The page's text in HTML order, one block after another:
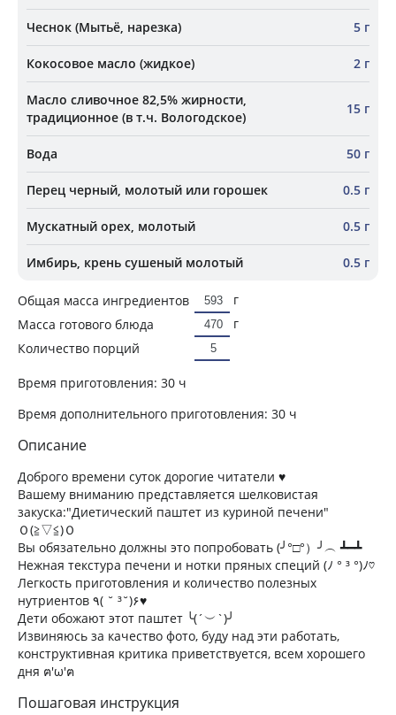
Чеснок (Мытьё, нарезка) 5 г
Кокосовое масло (жидкое) 2 г
Масло сливочное 82,5% жирности,
традиционное (в т.ч. Вологодское)
15 г
Вода 50 г
Перец черный, молотый или горошек 0.5 г
Мускатный орех, молотый 0.5 г
Имбирь, крень сушеный молотый 0.5 г
Общая масса ингредиентов
г
Масса готового блюда
г
Количество порций
Время приготовления: 30 ч
Время дополнительного приготовления: 30 ч
Описание
Доброго времени суток дорогие читатели ♥
Вашему вниманию представляется шелковистая
закуска:"Диетический паштет из куриной печени"
Ｏ(≧▽≦)Ｏ
Вы обязательно должны это попробовать (╯°□°）╯︵ ┻━┻
Нежная текстура печени и нотки пряных специй (ﾉ ° ³ °)ﾉ♡
Легкость приготовления и количество полезных
нутриентов ٩( ˘ ³˘)۶♥
Дети обожают этот паштет ╰(´︶`)╯
Извиняюсь за качество фото, буду над эти работать,
конструктивная критика приветствуется, всем хорошего
дня ฅ'ω'ฅ
Пошаговая инструкция